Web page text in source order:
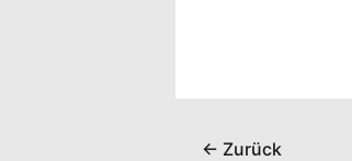
← Zurück